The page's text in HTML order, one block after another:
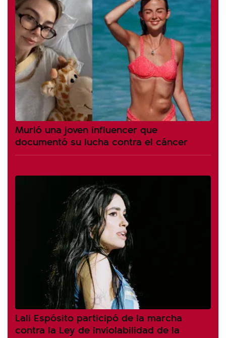
Murió una joven influencer que
documentó su lucha contra el cáncer
Lali Espósito participó de la marcha
contra la Ley de Inviolabilidad de la